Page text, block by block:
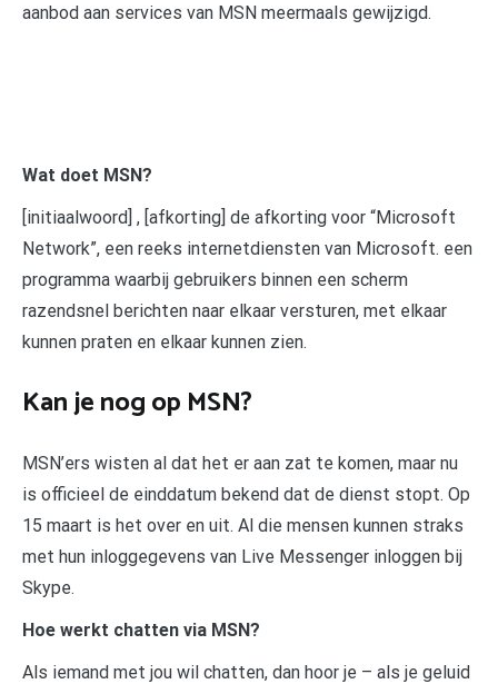
aanbod aan services van MSN meermaals gewijzigd.
Wat doet MSN?
[initiaalwoord] , [afkorting] de afkorting voor “Microsoft
Network”, een reeks internetdiensten van Microsoft. een
programma waarbij gebruikers binnen een scherm
razendsnel berichten naar elkaar versturen, met elkaar
kunnen praten en elkaar kunnen zien.
Kan je nog op MSN?
MSN’ers wisten al dat het er aan zat te komen, maar nu
is officieel de einddatum bekend dat de dienst stopt. Op
15 maart is het over en uit. Al die mensen kunnen straks
met hun inloggegevens van Live Messenger inloggen bij
Skype.
Hoe werkt chatten via MSN?
Als iemand met jou wil chatten, dan hoor je – als je geluid